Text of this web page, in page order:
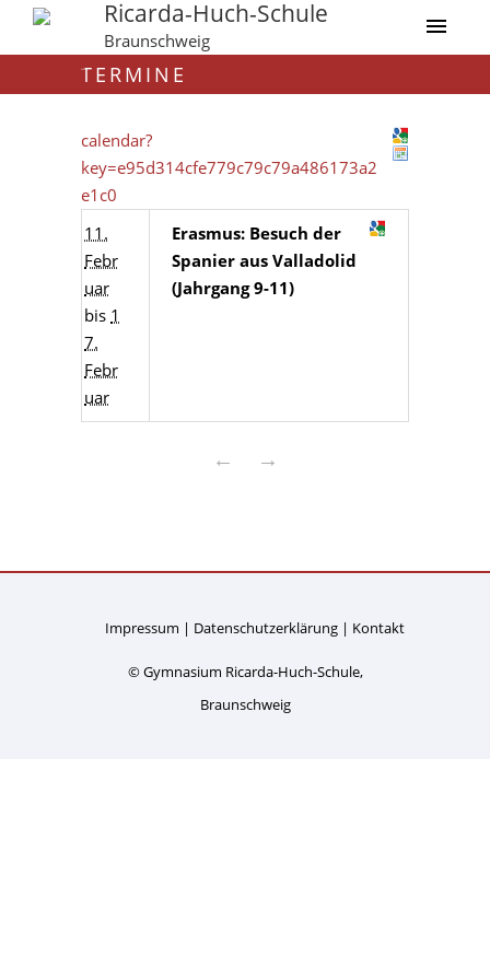
Ricarda-Huch-Schule
Braunschweig
TERMINE
calendar?
key=e95d314cfe779c79c79a486173a2
e1c0
11.
Febr
uar
bis 1
7.
Febr
uar
Erasmus: Besuch der
Spanier aus Valladolid
(Jahrgang 9-11)
← →
Impressum Datenschutzerklärung Kontakt
© Gymnasium Ricarda-Huch-Schule,
Braunschweig